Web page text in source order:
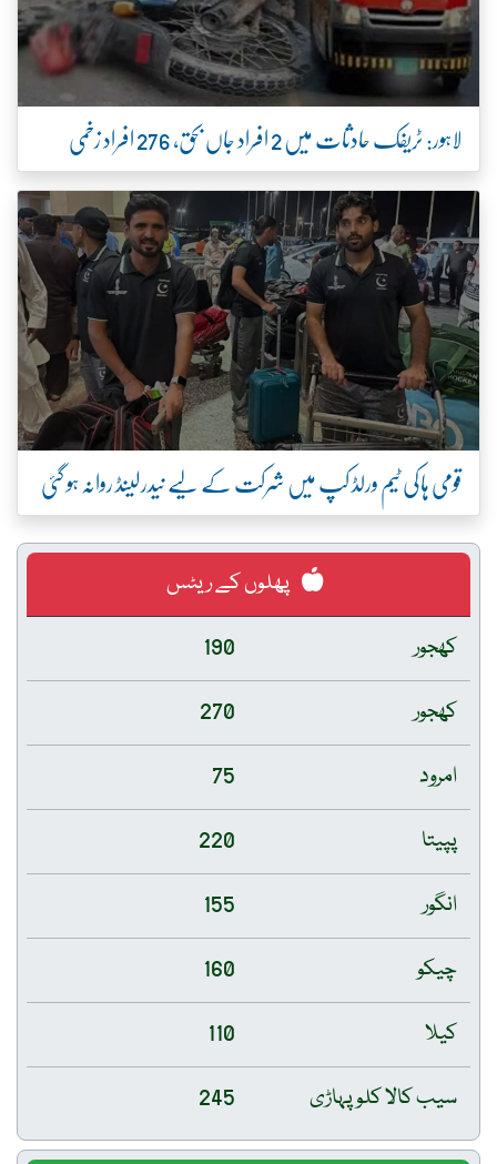
لاہور: ٹریفک حادثات میں 2 افراد جاں بحق، 276 افراد زخمی
قومی ہاکی ٹیم ورلڈ کپ میں شرکت کے لیے نیدرلینڈ روانہ ہو گئی
پھلوں کے ریٹس
کھجور
190
کھجور
270
امرود
75
پپیتا
220
انگور
155
چیکو
160
کیلا
110
سیب کالا کلو پہاڑی
245